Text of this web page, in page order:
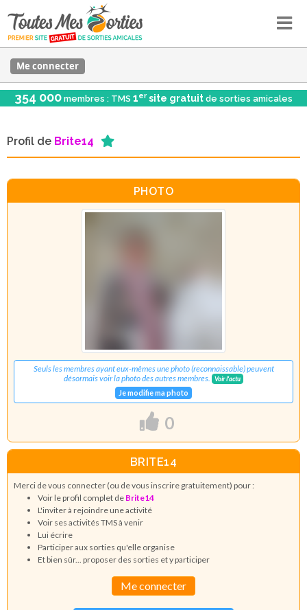
Me connecter
354 000 membres : TMS 1er site gratuit de sorties amicales
Profil de Brite14
PHOTO
Seuls les membres ayant eux-mêmes une photo (reconnaissable) peuvent
désormais voir la photo des autres membres.
Voir l'actu
Je modifie ma photo
0
BRITE14
Merci de vous connecter (ou de vous inscrire gratuitement) pour :
Voir le profil complet de Brite14
L'inviter à rejoindre une activité
Voir ses activités TMS à venir
Lui écrire
Participer aux sorties qu'elle organise
Et bien sûr... proposer des sorties et y participer
Me connecter